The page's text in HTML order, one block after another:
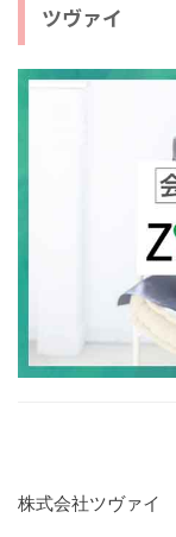
ツヴァイ
株式会社ツヴァイ